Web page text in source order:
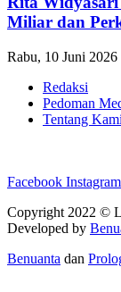
Miliar dan
Rabu, 10 Juni 2026
Redaksi
Pedoman
Tentang Kami
Facebook Instagram
Copyright 2022 ©
Developed by
Benuanta dan